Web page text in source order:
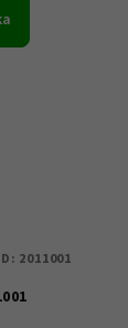
2011001